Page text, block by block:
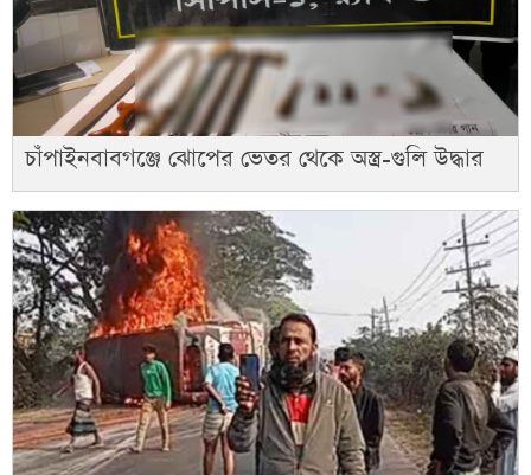
চাঁপাইনবাবগঞ্জে ঝোপের ভেতর থেকে অস্ত্র-গুলি উদ্ধার